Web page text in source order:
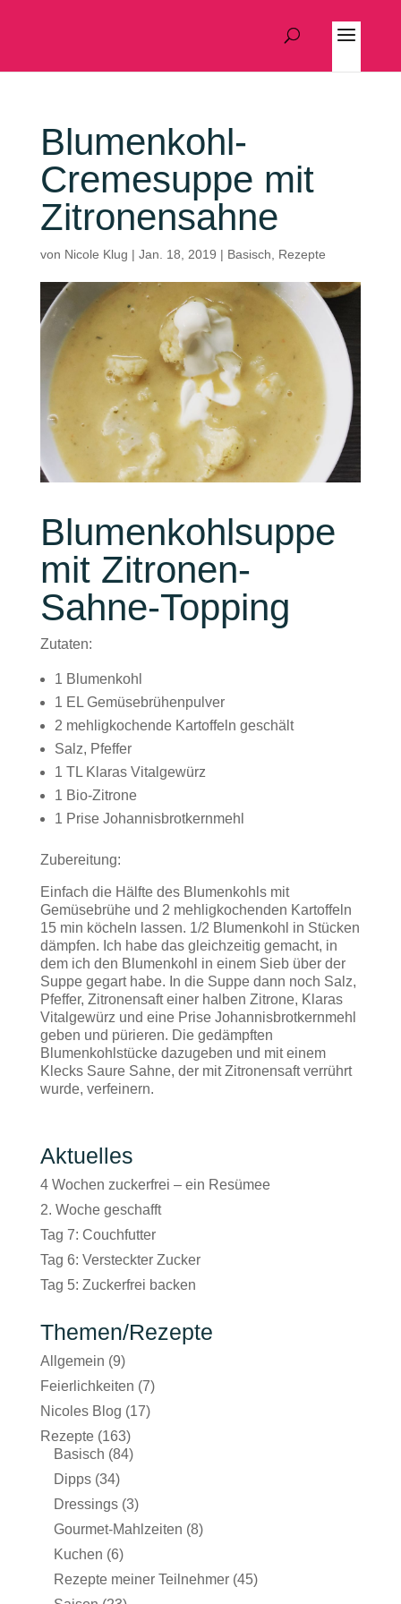
Blumenkohl-
Cremesuppe mit
Zitronensahne
von Nicole Klug | Jan. 18, 2019 | Basisch Rezepte
Blumenkohlsuppe
mit Zitronen-
Sahne-Topping
Zutaten:
1 Blumenkohl
1 EL Gemüsebrühenpulver
2 mehligkochende Kartoffeln geschält
Salz, Pfeffer
1 TL Klaras Vitalgewürz
1 Bio-Zitrone
1 Prise Johannisbrotkernmehl
Zubereitung:
Einfach die Hälfte des Blumenkohls mit
Gemüsebrühe und 2 mehligkochenden Kartoffeln
15 min köcheln lassen. 1/2 Blumenkohl in Stücken
dämpfen. Ich habe das gleichzeitig gemacht, in
dem ich den Blumenkohl in einem Sieb über der
Suppe gegart habe. In die Suppe dann noch Salz,
Pfeffer, Zitronensaft einer halben Zitrone, Klaras
Vitalgewürz und eine Prise Johannisbrotkernmehl
geben und pürieren. Die gedämpften
Blumenkohlstücke dazugeben und mit einem
Klecks Saure Sahne, der mit Zitronensaft verrührt
wurde, verfeinern.
Aktuelles
4 Wochen zuckerfrei – ein Resümee
2. Woche geschafft
Tag 7: Couchfutter
Tag 6: Versteckter Zucker
Tag 5: Zuckerfrei backen
Themen/Rezepte
Allgemein (9)
Feierlichkeiten (7)
Nicoles Blog (17)
Rezepte(163)
Basisch (84)
Dipps(34)
Dressings(3)
Gourmet-Mahlzeiten (8)
Kuchen (6)
Rezepte meiner Teilnehmer(45)